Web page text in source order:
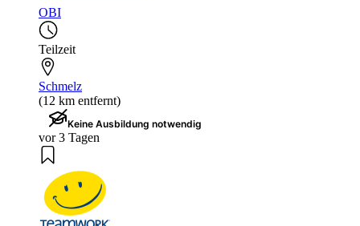
OBI
Teilzeit
Schmelz
(12 km entfernt)
Keine Ausbildung notwendig
vor 3 Tagen